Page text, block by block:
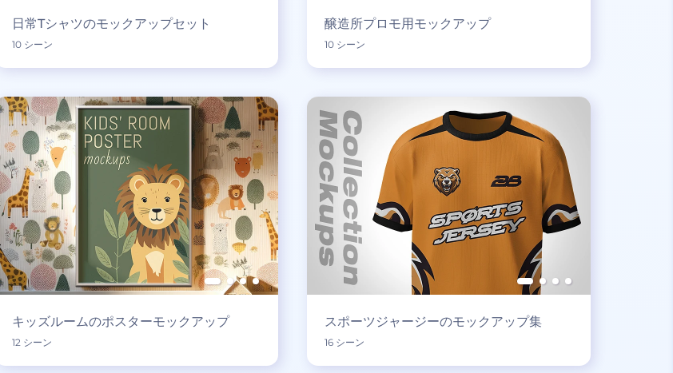
日常Tシャツのモックアップセット
10 シーン
醸造所プロモ用モックアップ
10 シーン
キッズルームのポスターモックアップ
12 シーン
スポーツジャージーのモックアップ集
16 シーン